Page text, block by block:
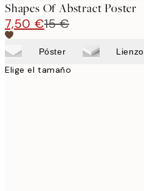
Shapes Of Abstract Poster
7,50 €15 €
Póster Lienzo
Elige el tamaño